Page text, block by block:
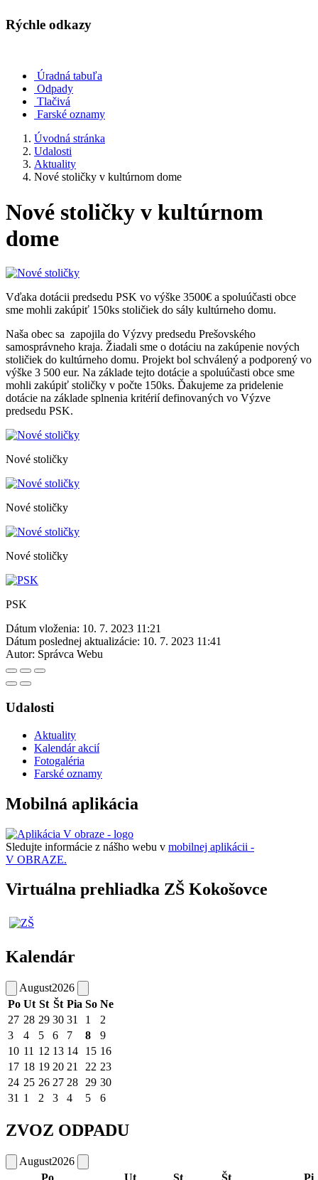
Rýchle odkazy
Úradná tabuľa
Odpady
Tlačivá
Farské oznamy
Úvodná stránka
Udalosti
Aktuality
Nové stoličky v kultúrnom dome
Nové stoličky v kultúrnom
dome
Vďaka dotácii predsedu PSK vo výške 3500€ a spoluúčasti obce
sme mohli zakúpiť 150ks stoličiek do sály kultúrneho domu.
Naša obec sa zapojila do Výzvy predsedu Prešovského
samosprávneho kraja. Žiadali sme o dotáciu na zakúpenie nových
stoličiek do kultúrneho domu. Projekt bol schválený a podporený vo
výške 3 500 eur. Na základe tejto dotácie a spoluúčasti obce sme
mohli zakúpiť stoličky v počte 150ks. Ďakujeme za pridelenie
dotácie na základe splnenia kritérií definovaných vo Výzve
predsedu PSK.
Nové stoličky
Nové stoličky
Nové stoličky
PSK
Dátum vloženia: 10. 7. 2023 11:21
Dátum poslednej aktualizácie: 10. 7. 2023 11:41
Autor: Správca Webu
Udalosti
Aktuality
Kalendár akcií
Fotogaléria
Farské oznamy
Mobilná aplikácia
Sledujte informácie z nášho webu v mobilnej aplikácii -
V OBRAZE.
Virtuálna prehliadka ZŠ Kokošovce
Kalendár
August2026
Po Ut St Št Pia So Ne
27 28 29 30 31 1
2
3
4 5 6 7 8
9
10 11 12 13 14 15 16
17 18 19 20 21 22 23
24 25 26 27 28 29 30
31 1 2 3 4 5 6
ZVOZ ODPADU
August2026
Po
Ut St Št Pi